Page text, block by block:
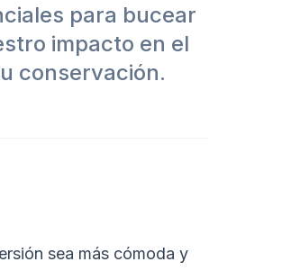
para bucear
impacto en el
conservación.
sea más cómoda y